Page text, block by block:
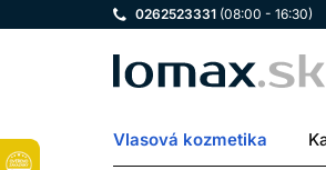
0262523331 (08:00 - 16:30)
LOMAX
Vlasová kozmetika